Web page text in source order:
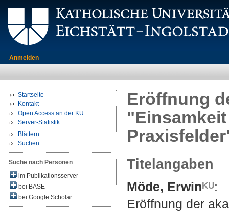
Anmelden
Startseite
Kontakt
Open Access an der KU
Server-Statistik
Blättern
Suchen
Suche nach Personen
im Publikationsserver
bei BASE
bei Google Scholar
Eröffnung
Titelangaben
Möde, Erwin
:
Eröffnung der